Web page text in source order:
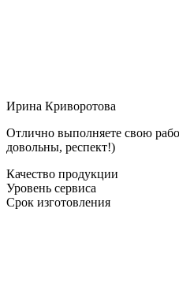
Ирина Криворотова
Отлично выполняете свою
довольны, респект!)
Качество продукции
Уровень сервиса
Срок изготовления